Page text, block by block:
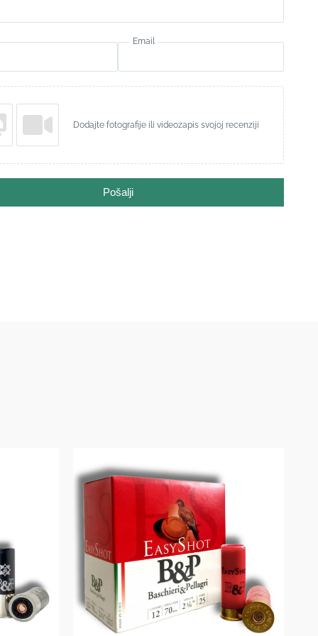
Email
Dodajte fotografije ili videozapis svojoj recenziji
Pošalji